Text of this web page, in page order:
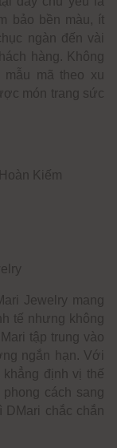
bảo bền màu, ít
ngàn đến vài
hàng. Không
mã theo xu
món trang sức
Kiếm
Jewelry mang
tế nhưng không
tập trung vào
ngắn hạn. Với
định vị thế
cách sang
chắc chắn